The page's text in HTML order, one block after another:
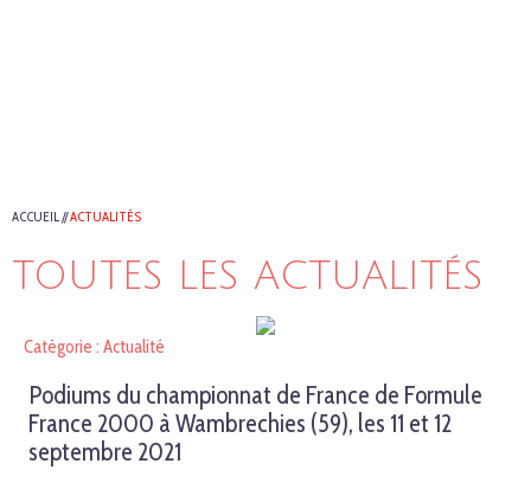
ACCUEIL//ACTUALITÉS
TOUTES LES ACTUALITÉS
Catégorie : Actualité
Podiums du championnat de France de Formule
France 2000 à Wambrechies (59), les 11 et 12
septembre 2021